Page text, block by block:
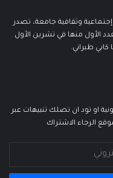
وثقافية جامعة، تصدر
الأول منها في تشرين الأول
او تود ان تصلك تنبيهات عبر
الرجاء الاشتراك